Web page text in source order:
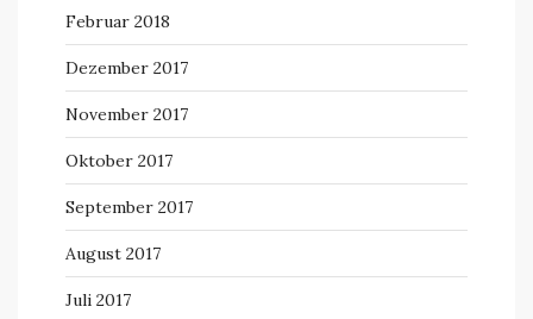
Februar 2018
Dezember 2017
November 2017
Oktober 2017
September 2017
August 2017
Juli 2017